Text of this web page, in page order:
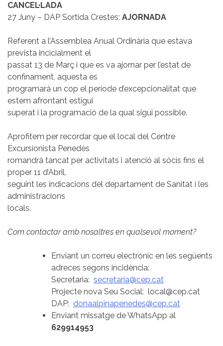
CANCEL·LADA
27 Juny – DAP Sortida Crestes: AJORNADA
Referent a l’Assemblea Anual Ordinària que estava
prevista incicialment el
passat 13 de Març i que es va ajornar per l’estat de
confinament, aquesta es
programarà un cop el període d’excepcionalitat que
estem afrontant estigui
superat i la programació de la qual sigui possible.
Aprofitem per recordar que el local del Centre
Excursionista Penedès
romandrà tancat per activitats i atenció al sòcis fins el
proper 11 d’Abril,
seguint les indicacions del departament de Sanitat i les
administracions
locals.
Com contactar amb nosaltres en qualsevol moment?
Enviant un correu electrònic en les següents
adreces segons incidència:
Secretaria: secretaria@cep.cat
Projecte nova Seu Social: local@cep.cat
DAP: donaalpinapenedes@cep.cat
Enviant missatge de WhatsApp al
629914953